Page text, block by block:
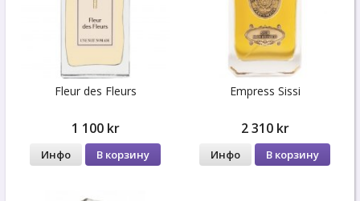
Fleur des Fleurs
1 100 kr
Инфо В корзину
Empress Sissi
2 310 kr
Инфо В корзину